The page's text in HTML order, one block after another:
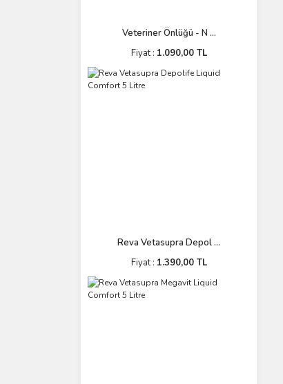
Veteriner Önlüğü - N ...
Fiyat : 1.090,00 TL
Reva Vetasupra Depol ...
Fiyat : 1.390,00 TL